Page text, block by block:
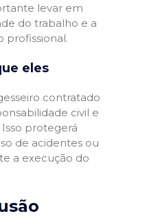
levar em
do trabalho e a
profissional.
eles
contratado
civil e
protegerá
de acidentes ou
a execução do